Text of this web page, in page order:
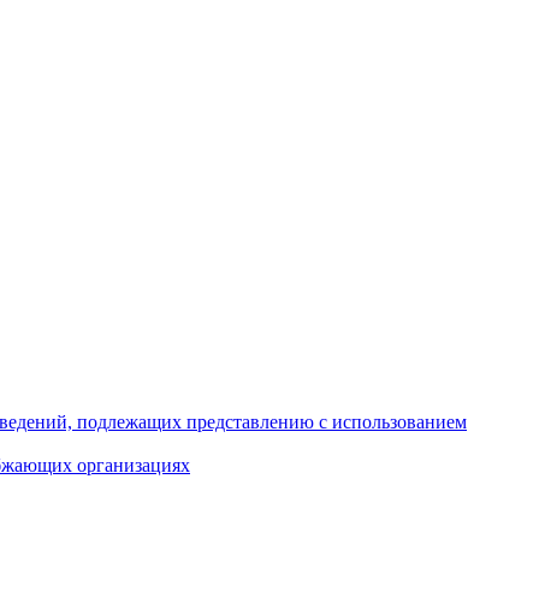
подлежащих представлению с использованием
организациях